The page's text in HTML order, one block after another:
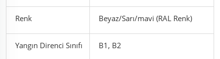
Renk Beyaz/Sarı/mavi (RAL Renk)
Yangın Direnci Sınıfı B1, B2